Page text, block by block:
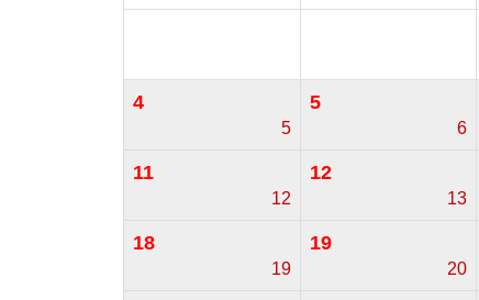
4
5
5
6
11
12
12
13
18
19
19
20